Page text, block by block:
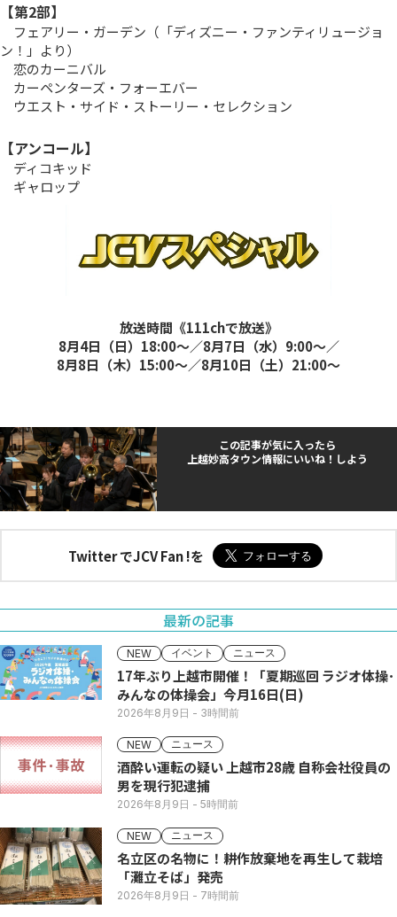
【第2部】
フェアリー・ガーデン（「ディズニー・ファンティリュージョ
ン！」より）
恋のカーニバル
カーペンターズ・フォーエバー
ウエスト・サイド・ストーリー・セレクション
【アンコール】
ディコキッド
ギャロップ
放送時間《111chで放送》
8月4日（日）18:00～／8月7日（水）9:00～／
8月8日（木）15:00～／8月10日（土）21:00～
この記事が気に入ったら
上越妙高タウン情報にいいね！しよう
Twitter でJCV Fan !を
最新の記事
NEW イベント ニュース
17年ぶり上越市開催！「夏期巡回 ラジオ体操･
みんなの体操会」今月16日(日)
2026年8月9日 - 3時間前
NEW ニュース
酒酔い運転の疑い 上越市28歳 自称会社役員の
男を現行犯逮捕
2026年8月9日 - 5時間前
NEW ニュース
名立区の名物に！耕作放棄地を再生して栽培
「灘立そば」発売
2026年8月9日 - 7時間前